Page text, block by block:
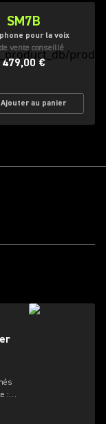
SM7B
pour la voix
vente conseillé
479,00 €
Ajouter au panier
: